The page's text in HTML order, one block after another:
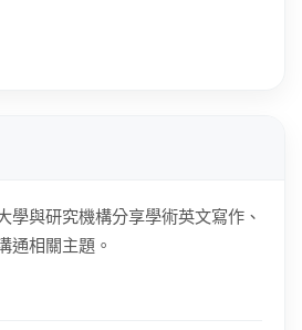
學與研究機構分享學術英文寫作、
通相關主題。